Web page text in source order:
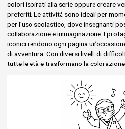
colori ispirati alla serie oppure creare
preferiti. Le attività sono ideali per
per l’uso scolastico, dove insegnanti
collaborazione e immaginazione. I
iconici rendono ogni pagina
di avventura. Con diversi livelli di
tutte le età e trasformano la colorazione